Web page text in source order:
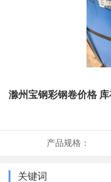
滁州宝钢彩钢卷价格 库
产品规格：
关键词